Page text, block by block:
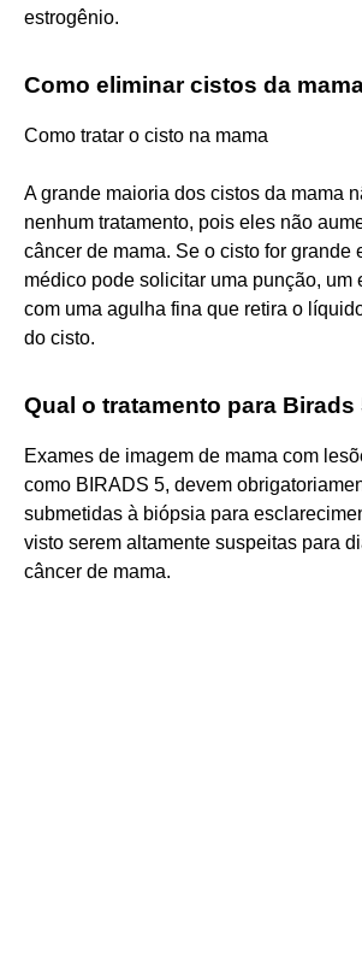
estrogênio.
Como eliminar cistos da
Como tratar o cisto na mama
A grande maioria dos cistos da mama
nenhum tratamento, pois eles não
câncer de mama. Se o cisto for grande
médico pode solicitar uma punção, um
com uma agulha fina que retira o
do cisto.
Qual o tratamento para Birads
Exames de imagem de mama com
como BIRADS 5, devem
submetidas à biópsia para
visto serem altamente suspeitas para
câncer de mama.